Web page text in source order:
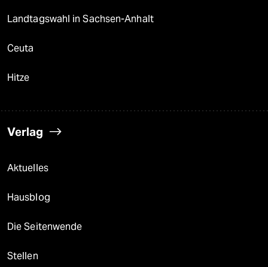
Landtagswahl in Sachsen-Anhalt
Ceuta
Hitze
Verlag
Aktuelles
Hausblog
Die Seitenwende
Stellen